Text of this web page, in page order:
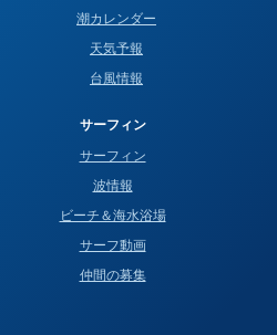
潮カレンダー
天気予報
台風情報
サーフィン
サーフィン
波情報
ビーチ＆海水浴場
サーフ動画
仲間の募集